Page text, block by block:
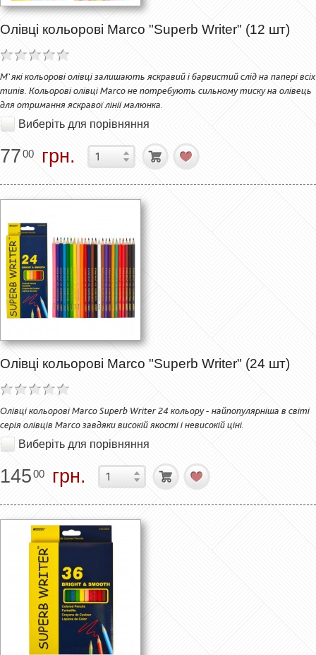
Олівці кольорові Marco "Superb Writer" (12 шт)
М`які кольорові олівці залишають яскравий і барвистий слід на папері всіх
типів. Кольорові олівці Marco не потребують сильному тиску на олівець
для отримання яскравої лінії малюнка.
Виберіть для порівняння
7700 грн.
Олівці кольорові Marco "Superb Writer" (24 шт)
Олівці кольорові Marco Superb Writer 24 кольору - найпопулярніша в світі
серія олівців Marco завдяки високій якості і невисокій ціні.
Виберіть для порівняння
14500 грн.